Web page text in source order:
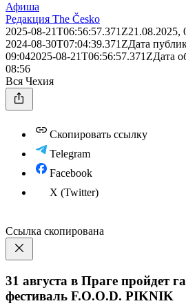
Афиша
Редакция The Česko
2025-08-21T06:56:57.371Z21.08.2025,
2024-08-30T07:04:39.371ZДата
09:042025-08-21T06:56:57.371ZДата
08:56
Вся Чехия
Скопировать ссылку
Telegram
Facebook
X (Twitter)
Ссылка скопирована
31 августа в Праге пройдет
фестиваль F.O.O.D. PIKNIK